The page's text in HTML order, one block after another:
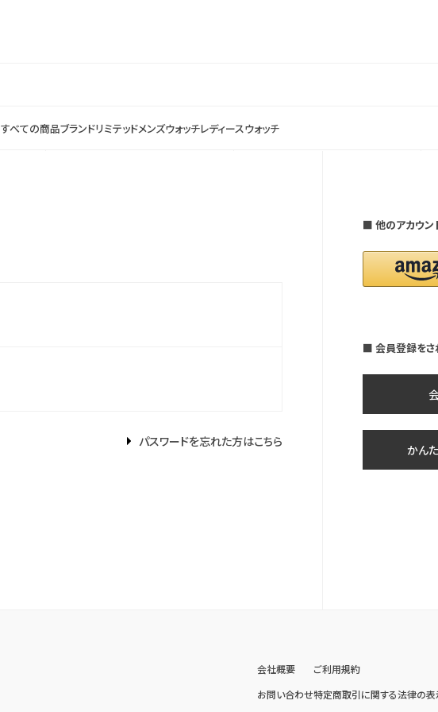
すべての商品ブランドリミテッドメンズウォッチレディースウォッチ
パスワードを忘れた方はこちら
■ 他のアカウン
■ 会員登録をさ
かん
会社概要
お問い合わせ
ご利用規約
特定商取引に関する法律の表